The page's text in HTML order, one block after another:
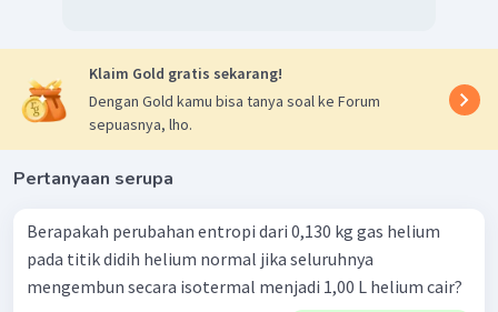
Klaim Gold gratis sekarang!
Dengan Gold kamu bisa tanya soal ke Forum
sepuasnya, lho.
Pertanyaan serupa
Berapakah perubahan entropi dari 0,130 kg gas helium
pada titik didih helium normal jika seluruhnya
mengembun secara isotermal menjadi 1,00 L helium cair?